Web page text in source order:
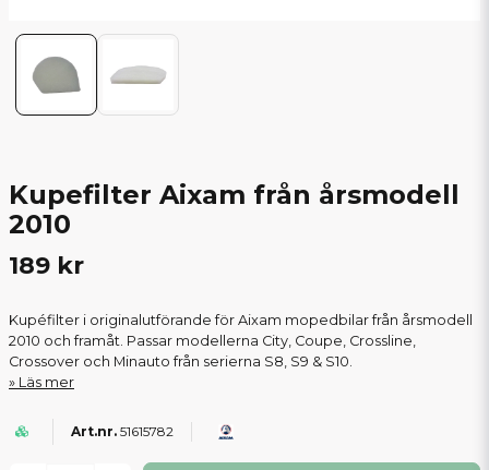
Kupefilter Aixam från årsmodell
2010
189 kr
Kupéfilter i originalutförande för Aixam mopedbilar från årsmodell
2010 och framåt. Passar modellerna City, Coupe, Crossline,
Crossover och Minauto från serierna S8, S9 & S10.
Läs mer
51615782